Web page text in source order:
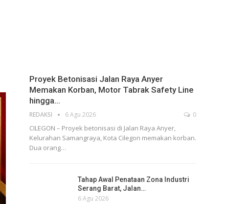
Proyek Betonisasi Jalan Raya Anyer
Memakan Korban, Motor Tabrak Safety Line
hingga…
REDAKSI 6 Agu 2026 0
CILEGON – Proyek betonisasi di Jalan Raya Anyer,
Kelurahan Samangraya, Kota Cilegon memakan korban.
Dua orang…
Tahap Awal Penataan Zona Industri
Serang Barat, Jalan…
6 Agu 2026